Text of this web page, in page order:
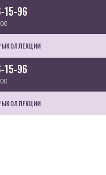
15-96
КОЛЛЕКЦИИ
15-96
КОЛЛЕКЦИИ